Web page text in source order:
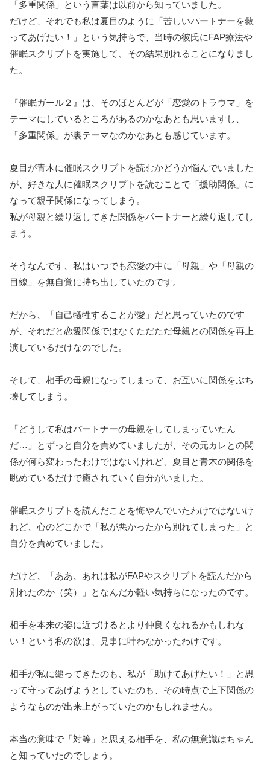
「多重関係」という言葉は以前から知っていました。
だけど、それでも私は夏目のように「苦しいパートナーを救
ってあげたい！」という気持ちで、当時の彼氏にFAP療法や
催眠スクリプトを実施して、その結果別れることになりまし
た。
『催眠ガール２』は、そのほとんどが「恋愛のトラウマ」を
テーマにしているところがあるのかなあとも思いますし、
「多重関係」が裏テーマなのかなあとも感じています。
夏目が青木に催眠スクリプトを読むかどうか悩んでいました
が、好きな人に催眠スクリプトを読むことで「援助関係」に
なって親子関係になってしまう。
私が母親と繰り返してきた関係をパートナーと繰り返してし
まう。
そうなんです、私はいつでも恋愛の中に「母親」や「母親の
目線」を無自覚に持ち出していたのです。
だから、「自己犠牲することが愛」だと思っていたのです
が、それだと恋愛関係ではなくただただ母親との関係を再上
演しているだけなのでした。
そして、相手の母親になってしまって、お互いに関係をぶち
壊してしまう。
「どうして私はパートナーの母親をしてしまっていたん
だ…」とずっと自分を責めていましたが、その元カレとの関
係が何ら変わったわけではないけれど、夏目と青木の関係を
眺めているだけで癒されていく自分がいました。
催眠スクリプトを読んだことを悔やんでいたわけではないけ
れど、心のどこかで「私が悪かったから別れてしまった」と
自分を責めていました。
だけど、「ああ、あれは私がFAPやスクリプトを読んだから
別れたのか（笑）」となんだか軽い気持ちになったのです。
相手を本来の姿に近づけるとより仲良くなれるかもしれな
い！という私の欲は、見事に叶わなかったわけです。
相手が私に縋ってきたのも、私が「助けてあげたい！」と思
って守ってあげようとしていたのも、その時点で上下関係の
ようなものが出来上がっていたのかもしれません。
本当の意味で「対等」と思える相手を、私の無意識はちゃん
と知っていたのでしょう。